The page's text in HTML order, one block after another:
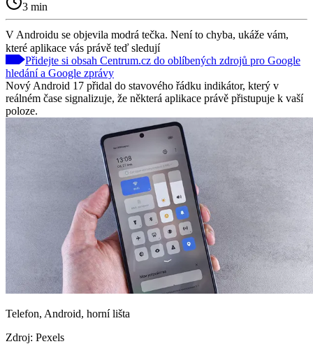
3 min
V Androidu se objevila modrá tečka. Není to chyba, ukáže vám,
které aplikace vás právě teď sledují
Přidejte si obsah Centrum.cz do oblíbených zdrojů pro Google
hledání a Google zprávy
Nový Android 17 přidal do stavového řádku indikátor, který v
reálném čase signalizuje, že některá aplikace právě přistupuje k vaší
poloze.
Telefon, Android, horní lišta
Zdroj: Pexels